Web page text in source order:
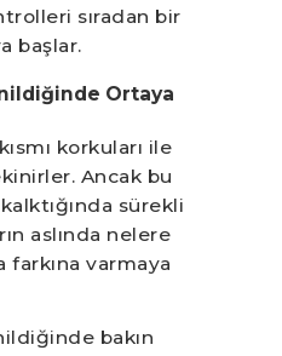
sıradan bir
başlar.
Ortaya
korkuları ile
Ancak bu
sürekli
aslında nelere
varmaya
bakın